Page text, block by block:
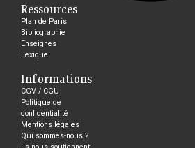
Ressources
Plan de Paris
Bibliographie
Enseignes
Lexique
Informations
CGV / CGU
Politique de
confidentialité
Mentions légales
Qui sommes-nous ?